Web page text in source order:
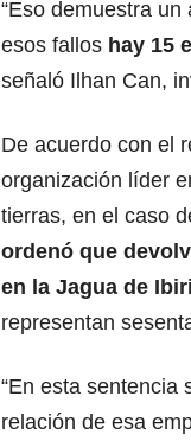
“Eso demuestra
esos fallos hay 15
señaló Ilhan Can,
De acuerdo con el
organización líder
tierras, en el caso
ordenó que
en la Jagua de
representan
“En esta sentencia
relación de esa